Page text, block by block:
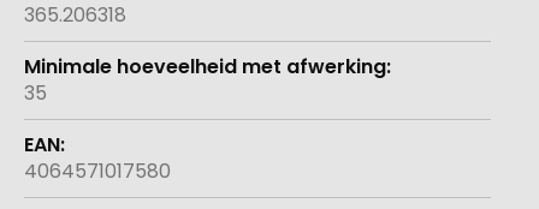
365.206318
35
4064571017580